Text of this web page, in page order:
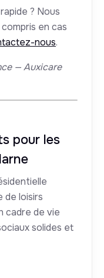
? Nous
en cas
nous.
— Auxicare
pour les
de loisirs
cadre de vie
solides et